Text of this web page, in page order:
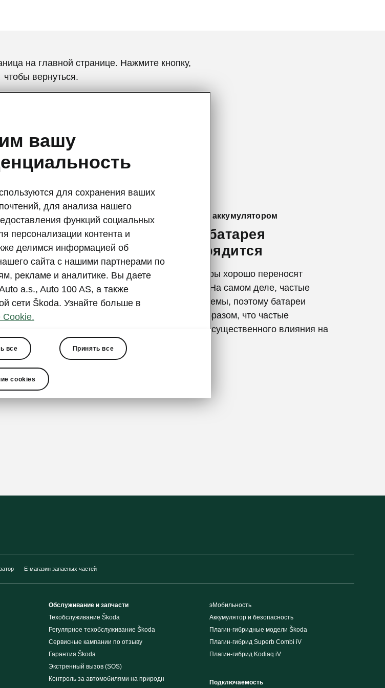
на главной странице. Нажмите кнопку,
чтобы вернуться.
Рекомендации по уходу за аккумулятором
Не ждите, пока батарея
полностью разрядится
Литий-ионные аккумуляторы хорошо переносят
частые короткие зарядки. На самом деле, частые
подзарядки вполне ожидаемы, поэтому батареи
сконструированы таким образом, что частые
подзарядки не оказывают существенного влияния на
их состояние.
E-магазин запасных частей
Обслуживание и запчасти
Техобслуживание Škoda
Регулярное техобслуживание Škoda
Сервисные кампании по отзыву
Гарантия Škoda
Экстренный вызов (SOS)
Контроль за автомобилями на природн
эМобильность
Аккумулятор и безопасность
Плагин-гибридные модели Škoda
Плагин-гибрид Superb Combi iV
Плагин-гибрид Kodiaq iV
Подключаемость
вашу
для сохранения ваших
для анализа нашего
функций социальных
персонализации контента и
делимся информацией об
сайта с нашими партнерами по
рекламе и аналитике. Вы даете
a.s., Auto 100 AS, а также
сети Škoda. Узнайте больше в
Cookie.
все Принять все
cookies